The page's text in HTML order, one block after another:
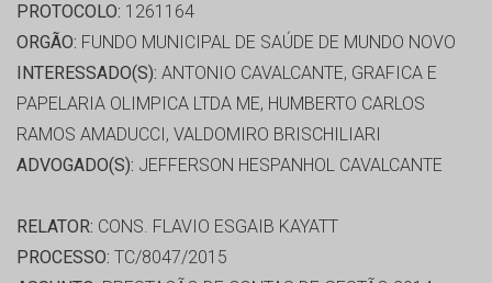
PROTOCOLO: 1261164
ORGÃO: FUNDO MUNICIPAL DE SAÚDE DE MUNDO NOVO
INTERESSADO(S): ANTONIO CAVALCANTE, GRAFICA E
PAPELARIA OLIMPICA LTDA ME, HUMBERTO CARLOS
RAMOS AMADUCCI, VALDOMIRO BRISCHILIARI
ADVOGADO(S): JEFFERSON HESPANHOL CAVALCANTE
RELATOR: CONS. FLAVIO ESGAIB KAYATT
PROCESSO: TC/8047/2015